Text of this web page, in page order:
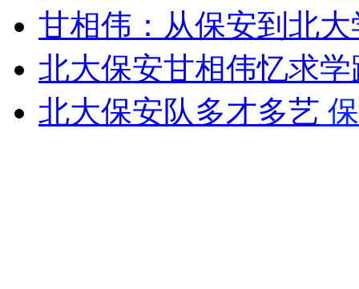
女孩北京地铁殴打老人 痛下狠手拳打脚踢
无痛分娩是否安全 医生回应
外交部：反对强权政治霸凌主义
甘相伟：从保安到北
北大保安甘相伟忆求
北大保安队多才多艺